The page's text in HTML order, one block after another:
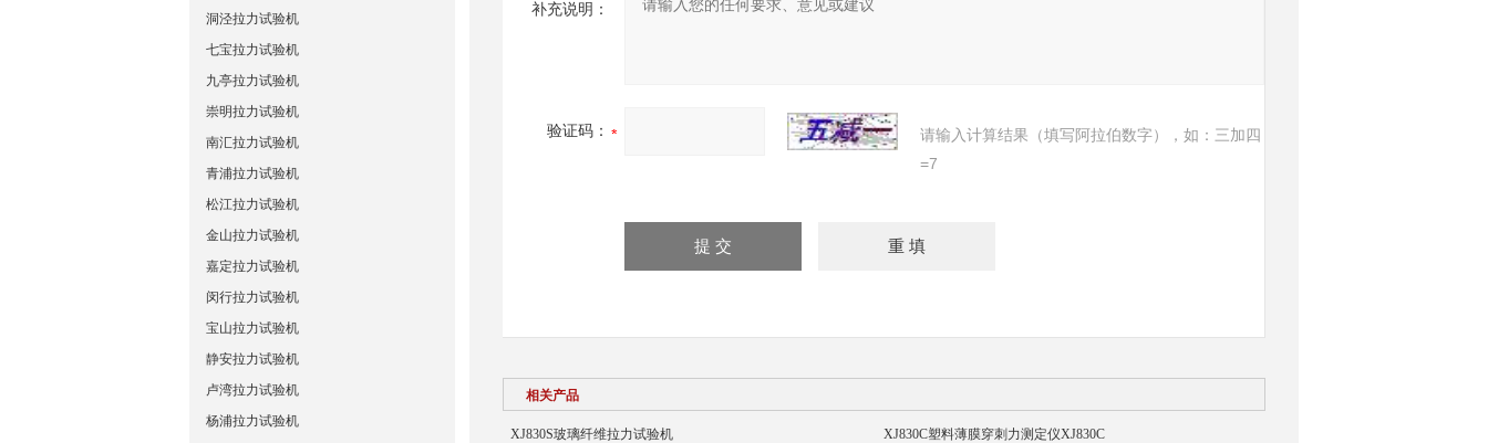
补充说明：
验证码：
请输入计算结果（填写阿拉伯数字），如：三加四
=7
相关产品
XJ830S玻璃纤维拉力试验机
XJ830C塑料薄膜穿刺力测定仪XJ830C
洞泾拉力试验机
七宝拉力试验机
九亭拉力试验机
崇明拉力试验机
南汇拉力试验机
青浦拉力试验机
松江拉力试验机
金山拉力试验机
嘉定拉力试验机
闵行拉力试验机
宝山拉力试验机
静安拉力试验机
卢湾拉力试验机
杨浦拉力试验机